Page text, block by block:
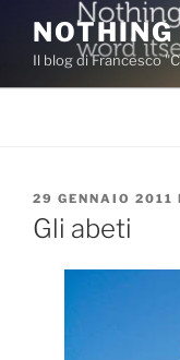
contenuto
Il blog di Francesco
PUBBLICATO
IL
29 GENNAIO 2011
Gli abeti